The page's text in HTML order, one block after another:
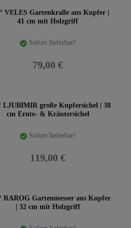
unserem Destillatio-
ansehen!
VELES Gartenkralle aus Kupfer |
41 cm mit Holzgriff
Sofort lieferbar!
79,00 €
LJUBIMIR große Kupfersichel | 38
cm Ernte- & Kräutersichel
Sofort lieferbar!
119,00 €
RAROG Gartenmesser aus Kupfer
| 32 cm mit Holzgriff